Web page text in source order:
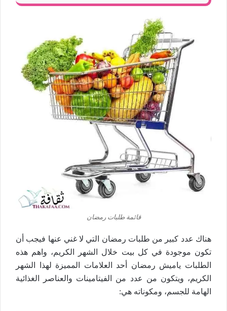
قائمة طلبات رمضان
هناك عدد كبير من طلبات رمضان التي لا غني عنها فيجب أن
تكون موجودة في كل بيت خلال الشهر الكريم، واهم هذه
الطلبات ياميش رمضان أحد العلامات المميزة لهذا الشهر
الكريم، ويتكون من عدد من الفيتامينات والعناصر الغذائية
الهامة للجسم، ومكوناته هي: